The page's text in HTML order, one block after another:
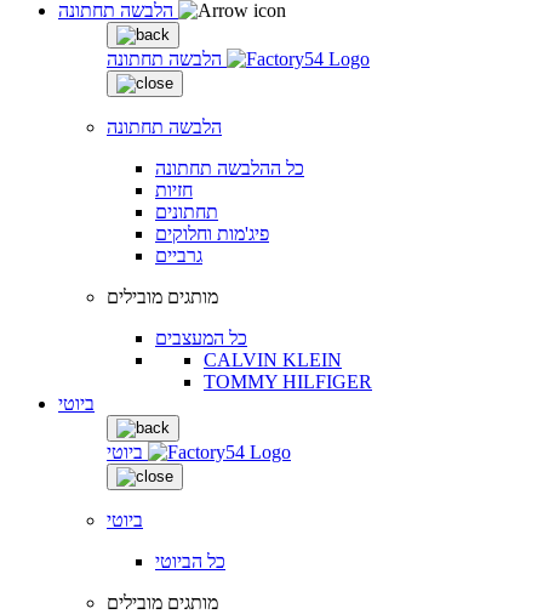
הלבשה תחתונה
הלבשה תחתונה
כל ההלבשה תחתונה
חזיות
תחתונים
פיג'מות וחלוקים
גרביים
מותגים מובילים
כל המעצבים
CALVIN KLEIN
TOMMY HILFIGER
ביוטי
ביוטי
ביוטי
כל הביוטי
מותגים מובילים